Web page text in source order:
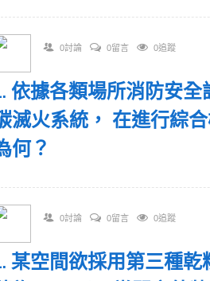
0討論 0留言 0追蹤
依據各類場所消防安
滅火系統， 在進行綜
何？
0討論 0留言 0追蹤
某空間欲採用第三種